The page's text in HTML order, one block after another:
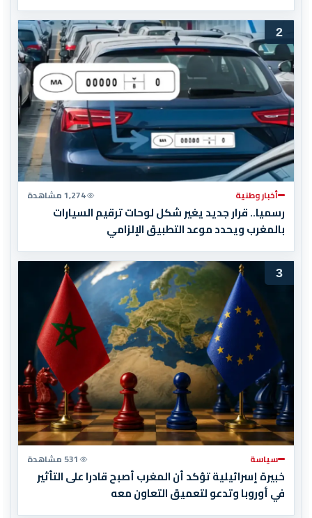
2
أخبار وطنية 1,274 مشاهدة
رسميا.. قرار جديد يغير شكل لوحات ترقيم السيارات
بالمغرب ويحدد موعد التطبيق الإلزامي
3
سياسة 531 مشاهدة
خبيرة إسرائيلية تؤكد أن المغرب أصبح قادرا على التأثير
في أوروبا وتدعو لتعميق التعاون معه